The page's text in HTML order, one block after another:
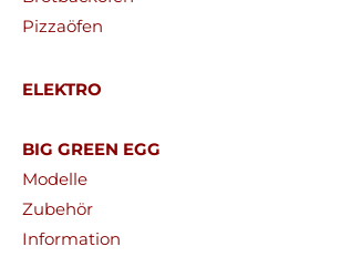
Pizzaöfen
ELEKTRO
BIG GREEN EGG
Modelle
Zubehör
Information